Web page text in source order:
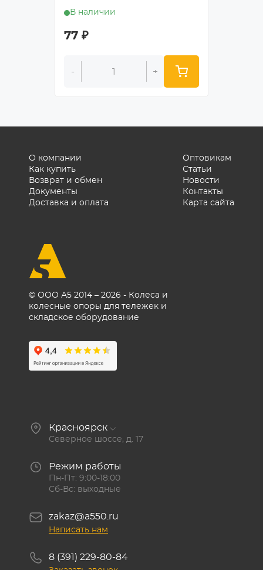
В наличии
77 ₽
- +
© ООО А5 2014 – 2026 - Колеса и
колесные опоры для тележек и
складское оборудование
О компании
Как купить
Возврат и обмен
Документы
Доставка и оплата
Оптовикам
Статьи
Новости
Контакты
Карта сайта
Красноярск
Северное шоссе, д. 17
Режим работы
Пн-Пт: 9:00-18:00
Сб-Вс: выходные
zakaz@a550.ru
Написать нам
8 (391) 229-80-84